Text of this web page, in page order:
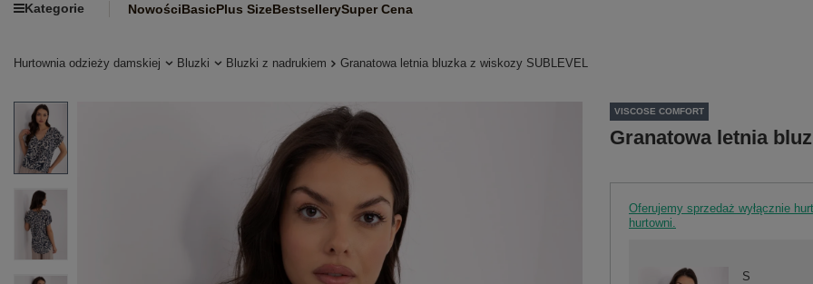
Kategorie NowościBasicPlus SizeBestsellerySuper Cena
Hurtownia odzieży damskiej Bluzki Bluzki z nadrukiem Granatowa letnia bluzka z wiskozy SUBLEVEL
VISCOSE COMFORT
Granatowa letnia
Oferujemy sprzedaż wyłącznie
hurtowni.
S